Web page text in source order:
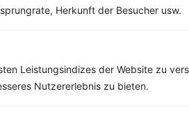
Herkunft der Besucher usw.
Leistungsindizes der Website zu
Nutzererlebnis zu bieten.
400 bis 500 kcal